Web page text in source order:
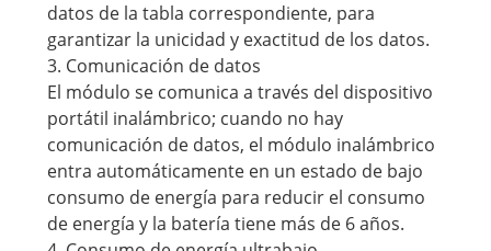
datos de la tabla correspondiente, para
garantizar la unicidad y exactitud de los datos.
3. Comunicación de datos
El módulo se comunica a través del dispositivo
portátil inalámbrico; cuando no hay
comunicación de datos, el módulo inalámbrico
entra automáticamente en un estado de bajo
consumo de energía para reducir el consumo
de energía y la batería tiene más de 6 años.